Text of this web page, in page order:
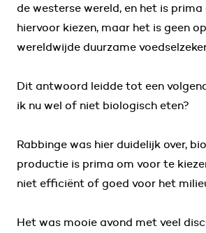
de westerse wereld, en het is
hiervoor kiezen, maar het is geen
wereldwijde duurzame
Dit antwoord leidde tot een
ik nu wel of niet biologisch eten?
Rabbinge was hier duidelijk over,
productie is prima om voor te
niet efficiënt of goed voor het
Het was mooie avond met veel